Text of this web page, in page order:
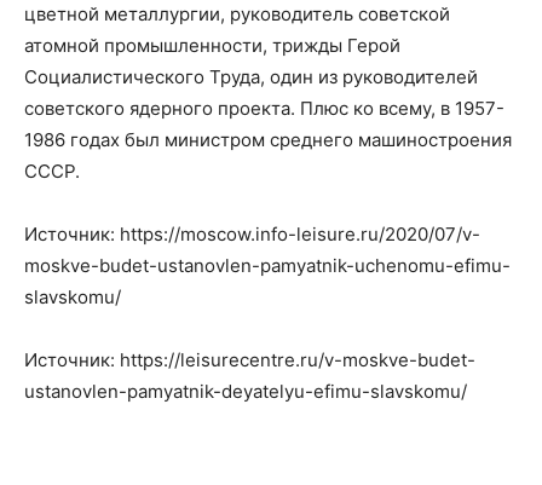
цветной металлургии, руководитель советской
атомной промышленности, трижды Герой
Социалистического Труда, один из руководителей
советского ядерного проекта. Плюс ко всему, в 1957-
1986 годах был министром среднего машиностроения
СССР.
Источник: https://moscow.info-leisure.ru/2020/07/v-
moskve-budet-ustanovlen-pamyatnik-uchenomu-efimu-
slavskomu/
Источник: https://leisurecentre.ru/v-moskve-budet-
ustanovlen-pamyatnik-deyatelyu-efimu-slavskomu/